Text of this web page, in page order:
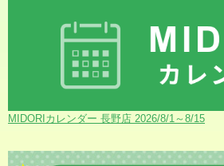
MIDORIカレンダー 長野店 2026/8/1～8/15